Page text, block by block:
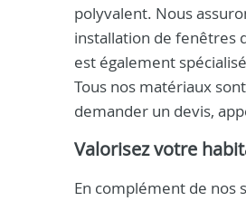
polyvalent. Nous
installation de fenêtres
est également
Tous nos matériaux
demander un devis,
Valorisez votre
En complément de nos